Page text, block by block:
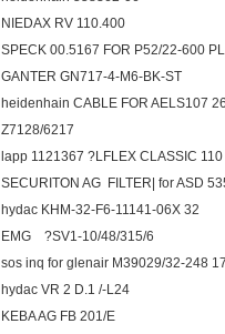
NIEDAX RV 110.400
SPECK 00.5167 FOR P52/22-600
GANTER GN717-4-M6-BK-ST
heidenhain CABLE FOR AELS107
Z7128/6217
lapp 1121367 ?LFLEX CLASSIC
SECURITON AG FILTER| for ASD
hydac KHM-32-F6-11141-06X 32
EMG ?SV1-
sos inq for glenair M39029/32-248
hydac VR 2 D.1 /-L24
KEBA AG FB 201/E